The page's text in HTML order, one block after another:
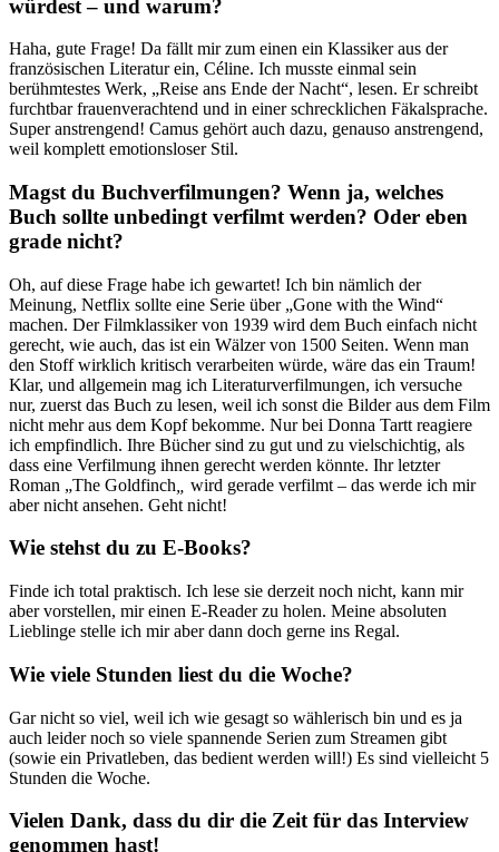
würdest – und warum?
Haha, gute Frage! Da fällt mir zum einen ein Klassiker aus der
französischen Literatur ein, Céline. Ich musste einmal sein
berühmtestes Werk, „Reise ans Ende der Nacht“, lesen. Er schreibt
furchtbar frauenverachtend und in einer schrecklichen Fäkalsprache.
Super anstrengend! Camus gehört auch dazu, genauso anstrengend,
weil komplett emotionsloser Stil.
Magst du Buchverfilmungen? Wenn ja, welches
Buch sollte unbedingt verfilmt werden? Oder eben
grade nicht?
Oh, auf diese Frage habe ich gewartet! Ich bin nämlich der
Meinung, Netflix sollte eine Serie über „Gone with the Wind“
machen. Der Filmklassiker von 1939 wird dem Buch einfach nicht
gerecht, wie auch, das ist ein Wälzer von 1500 Seiten. Wenn man
den Stoff wirklich kritisch verarbeiten würde, wäre das ein Traum!
Klar, und allgemein mag ich Literaturverfilmungen, ich versuche
nur, zuerst das Buch zu lesen, weil ich sonst die Bilder aus dem Film
nicht mehr aus dem Kopf bekomme. Nur bei Donna Tartt reagiere
ich empfindlich. Ihre Bücher sind zu gut und zu vielschichtig, als
dass eine Verfilmung ihnen gerecht werden könnte. Ihr letzter
Roman „The Goldfinch
wird gerade verfilmt – das werde ich mir
aber nicht ansehen. Geht nicht!
Wie stehst du zu E-Books?
Finde ich total praktisch. Ich lese sie derzeit noch nicht, kann mir
aber vorstellen, mir einen E-Reader zu holen. Meine absoluten
Lieblinge stelle ich mir aber dann doch gerne ins Regal.
Wie viele Stunden liest du die Woche?
Gar nicht so viel, weil ich wie gesagt so wählerisch bin und es ja
auch leider noch so viele spannende Serien zum Streamen gibt
(sowie ein Privatleben, das bedient werden will!) Es sind vielleicht 5
Stunden die Woche.
Vielen Dank, dass du dir die Zeit für das Interview
genommen hast!